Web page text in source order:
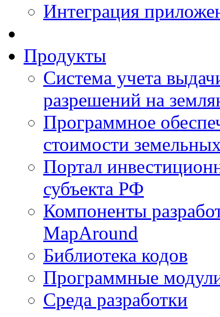
Интеграция
Продукты
Система учета
разрешений на
Программное
стоимости
Портал
субъекта РФ
Компоненты
MapAround
Библиотека кодов
Программные
Среда разработки